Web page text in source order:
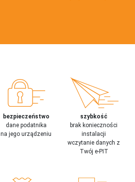
bezpieczeństwo
dane podatnika
na jego urządzeniu
szybkość
brak konieczności
instalacji
wczytanie danych z
Twój e-PIT